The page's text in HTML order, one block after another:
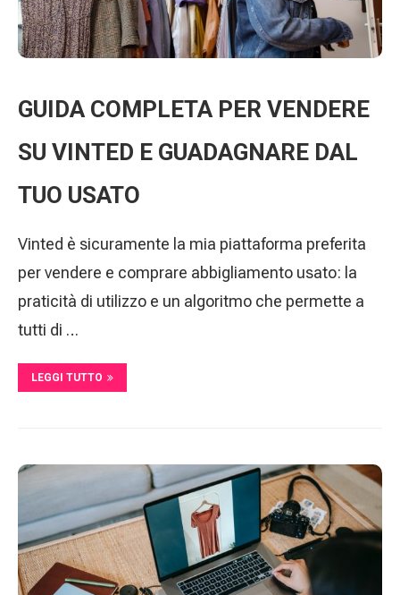
GUIDA COMPLETA PER VENDERE
SU VINTED E GUADAGNARE DAL
TUO USATO
Vinted è sicuramente la mia piattaforma preferita
per vendere e comprare abbigliamento usato: la
praticità di utilizzo e un algoritmo che permette a
tutti di …
LEGGI TUTTO